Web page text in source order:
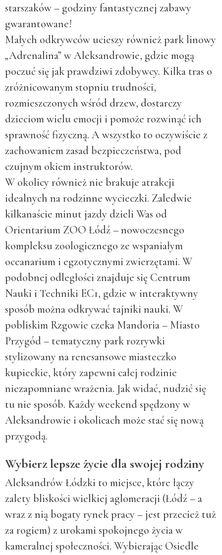
starszaków – godziny fantastycznej zabawy
gwarantowane!
Małych odkrywców ucieszy również park linowy
„Adrenalina” w Aleksandrowie, gdzie mogą
poczuć się jak prawdziwi zdobywcy. Kilka tras o
zróżnicowanym stopniu trudności,
rozmieszczonych wśród drzew, dostarczy
dzieciom wielu emocji i pomoże rozwinąć ich
sprawność fizyczną. A wszystko to oczywiście z
zachowaniem zasad bezpieczeństwa, pod
czujnym okiem instruktorów.
W okolicy również nie brakuje atrakcji
idealnych na rodzinne wycieczki. Zaledwie
kilkanaście minut jazdy dzieli Was od
Orientarium ZOO Łódź – nowoczesnego
kompleksu zoologicznego ze wspaniałym
oceanarium i egzotycznymi zwierzętami. W
podobnej odległości znajduje się Centrum
Nauki i Techniki EC1, gdzie w interaktywny
sposób można odkrywać tajniki nauki. W
pobliskim Rzgowie czeka Mandoria – Miasto
Przygód – tematyczny park rozrywki
stylizowany na renesansowe miasteczko
kupieckie, który zapewni całej rodzinie
niezapomniane wrażenia. Jak widać, nudzić się
tu nie sposób. Każdy weekend spędzony w
Aleksandrowie i okolicach może stać się nową
przygodą.
Wybierz lepsze życie dla swojej rodziny
Aleksandrów Łódzki to miejsce, które łączy
zalety bliskości wielkiej aglomeracji (Łódź – a
wraz z nią bogaty rynek pracy – jest przecież tuż
za rogiem) z urokami spokojnego życia w
kameralnej społeczności. Wybierając Osiedle